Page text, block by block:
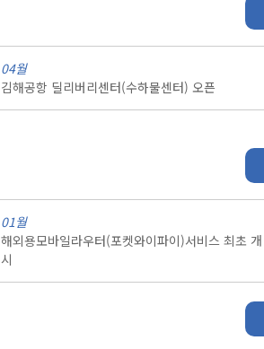
04월
김해공항 딜리버리센터(수하물센터) 오픈
01월
해외용모바일라우터(포켓와이파이)서비스 최초 개
시